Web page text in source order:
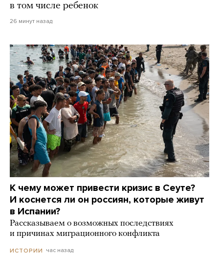
в том числе ребенок
26 минут назад
К чему может привести кризис в Сеуте?
И коснется ли он россиян, которые живут
в Испании?
Рассказываем о возможных последствиях
и причинах миграционного конфликта
ИСТОРИИ час назад